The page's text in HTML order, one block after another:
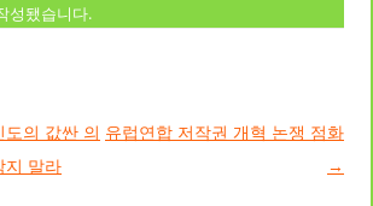
성됐습니다.
의 값싼 의
지 말라
유럽연합 저작권 개혁 논쟁 점화
→